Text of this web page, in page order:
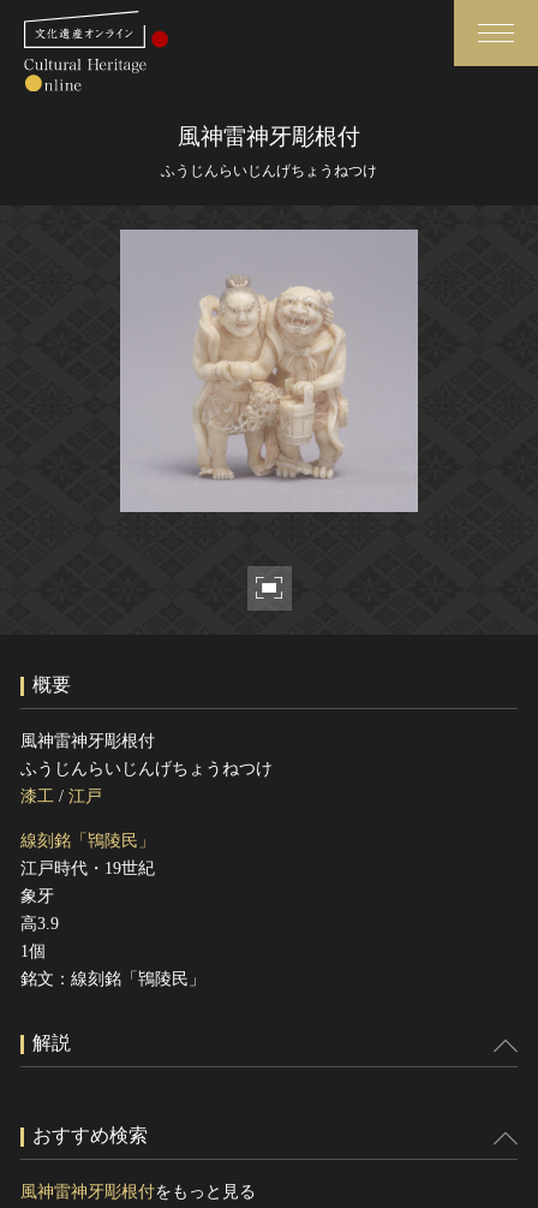
さらに詳細検索
世界遺産と無形文化遺産
全国の美術館・博物館
媒体資料・関連記事等
博物館、美術館の皆さまへ
文化庁よりご挨拶
今月のみどころ
お知らせ一覧
このサイトについて
サイトのご意見はこちら
文化遺産データベース
風神雷神牙彫根付
ふうじんらいじんげちょうねつけ
概要
風神雷神牙彫根付
ふうじんらいじんげちょうねつけ
漆工 / 江戸
線刻銘「鴇陵民」
江戸時代・19世紀
象牙
高3.9
1個
銘文：線刻銘「鴇陵民」
解説
おすすめ検索
風神雷神牙彫根付をもっと見る